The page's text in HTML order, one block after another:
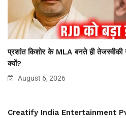
प्रशांत किशोर के MLA बनते ही तेजस्वीकी
क्यों?
August 6, 2026
Creatify India Entertainment